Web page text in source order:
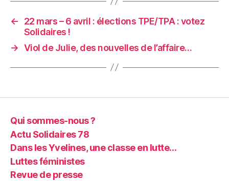
←
22 mars – 6 avril : élections TPE/TPA : votez
Solidaires !
→ Viol de Julie, des nouvelles de l’affaire…
Qui sommes-nous ?
Actu Solidaires 78
Dans les Yvelines, une classe en lutte…
Luttes féministes
Revue de presse